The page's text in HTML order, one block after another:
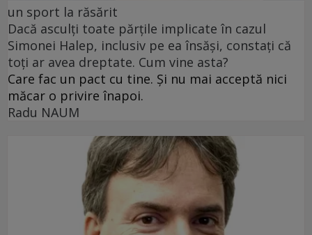
un sport la răsărit
Dacă asculți toate părțile implicate în cazul
Simonei Halep, inclusiv pe ea însăși, constați că
toți ar avea dreptate. Cum vine asta?
Care fac un pact cu tine. Și nu mai acceptă nici
măcar o privire înapoi.
Radu NAUM